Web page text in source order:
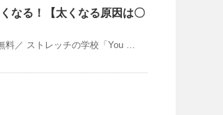
なる！【太くなる原因は〇
料／ ストレッチの学校「You …